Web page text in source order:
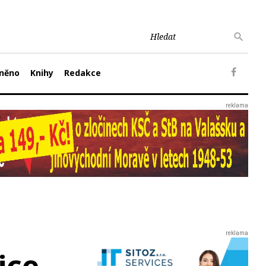
Knihy Redakce